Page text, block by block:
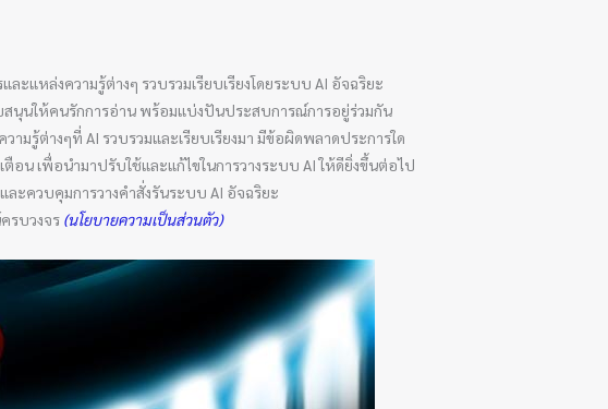
ะแหล่งความรู้ต่างๆ รวบรวมเรียบเรียงโดยระบบ AI อัจฉริยะ
สนุนให้คนรักการอ่าน พร้อมแบ่งปันประสบการณ์การอยู่ร่วมกัน
รู้ต่างๆที่ AI รวบรวมและเรียบเรียงมา มีข้อผิดพลาดประการใด
อน เพื่อนำมาปรับใช้และแก้ไขในการวางระบบ AI ให้ดียิ่งขึ้นต่อไป
ะควบคุมการวางคำสั่งรันระบบ AI อัจฉริยะ
รบวงจร(นโยบายความเป็นส่วนตัว)